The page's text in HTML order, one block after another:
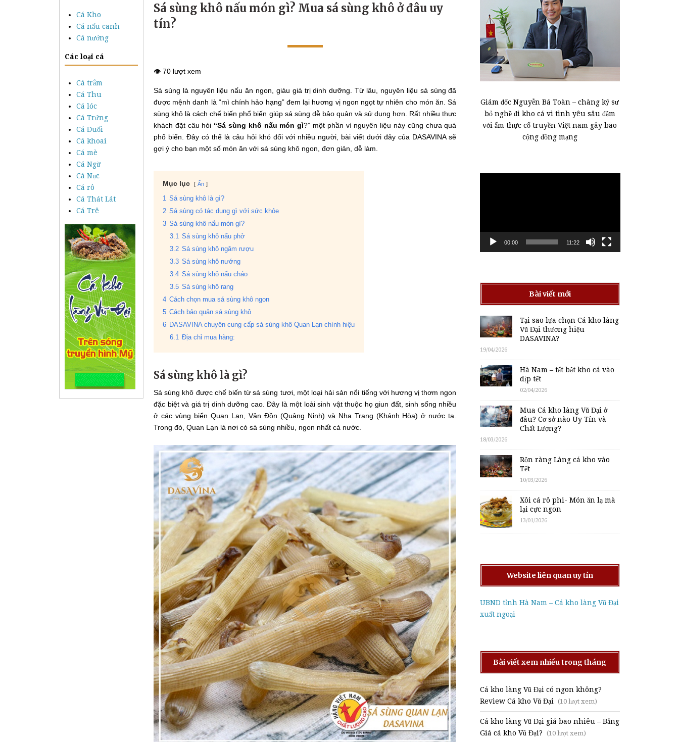
Cá Kho
Cá nấu canh
Cá nướng
Các loại cá
Cá trắm
Cá Thu
Cá lóc
Cá Trứng
Cá Đuối
Cá khoai
Cá mè
Cá Ngừ
Cá Nục
Cá rô
Cá Thát Lát
Cá Trê
Sá sùng khô nấu món gì? Mua sá sùng khô ở đâu uy
tín?
👁️ 70 lượt xem
Sá sùng là nguyên liệu nấu ăn ngon, giàu giá trị dinh dưỡng. Từ lâu, nguyên liệu sá sùng đã
được mệnh danh là “mì chính hảo hạng” đem lại hương vị ngon ngọt tự nhiên cho món ăn. Sá
sùng khô là cách chế biến phổ biến giúp sá sùng dễ bảo quản và sử dụng hơn. Rất nhiều thực
khách đặt câu hỏi “Sá sùng khô nấu món gì?” một phần vì nguyên liệu này cũng chưa quá
phổ biến. Đây có thể là câu hỏi khó đối với nhiều người, bài viết dưới đây của DASAVINA sẽ
gợi ý cho bạn một số món ăn với sá sùng khô ngon, đơn giản, dễ làm.
Mục lục Ẩn
1 Sá sùng khô là gì?
2 Sá sùng có tác dụng gì với sức khỏe
3 Sá sùng khô nấu món gì?
3.1 Sá sùng khô nấu phở
3.2 Sá sùng khô ngâm rượu
3.3 Sá sùng khô nướng
3.4 Sá sùng khô nấu cháo
3.5 Sá sùng khô rang
4 Cách chọn mua sá sùng khô ngon
5 Cách bảo quản sá sùng khô
6 DASAVINA chuyên cung cấp sá sùng khô Quan Lạn chính hiệu
6.1 Địa chỉ mua hàng:
Sá sùng khô là gì?
Sá sùng khô được chế biến từ sá sùng tươi, một loại hải sản nổi tiếng với hương vị thơm ngon
đặc biệt và giá trị dinh dưỡng cao. Đây là một loài sinh vật thuộc họ giun đất, sinh sống nhiều
ở các vùng biển Quan Lạn, Vân Đồn (Quảng Ninh) và Nha Trang (Khánh Hòa) ở nước ta.
Trong đó, Quan Lạn là nơi có sá sùng nhiều, ngon nhất cả nước.
Giám đốc Nguyễn Bá Toàn – chàng kỹ sư
bỏ nghề đi kho cá vì tình yêu sâu đậm
với ẩm thực cổ truyền Việt nam gây bão
cộng đồng mạng
00:00 11:22
Bài viết mới
Tại sao lựa chọn Cá kho làng
Vũ Đại thương hiệu
DASAVINA?
19/04/2026
Hà Nam – tất bật kho cá vào
dịp tết
02/04/2026
Mua Cá kho làng Vũ Đại ở
đâu? Cơ sở nào Uy Tín và
Chất Lượng?
18/03/2026
Rộn ràng Làng cá kho vào
Tết
10/03/2026
Xôi cá rô phi- Món ăn lạ mà
lại cực ngon
13/01/2026
Website liên quan uy tín
UBND tỉnh Hà Nam – Cá kho làng Vũ Đại
xuất ngoại
Bài viết xem nhiều trong tháng
Cá kho làng Vũ Đại có ngon không?
Review Cá kho Vũ Đại (10 lượt xem)
Cá kho làng Vũ Đại giá bao nhiêu – Bảng
Giá cá kho Vũ Đại? (10 lượt xem)